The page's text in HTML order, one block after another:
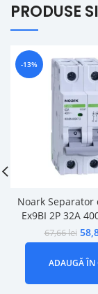
PRODUSE
-13%
Noark Separator
Ex9BI 2P 32A
67,66lei
ADAUGĂ ÎN